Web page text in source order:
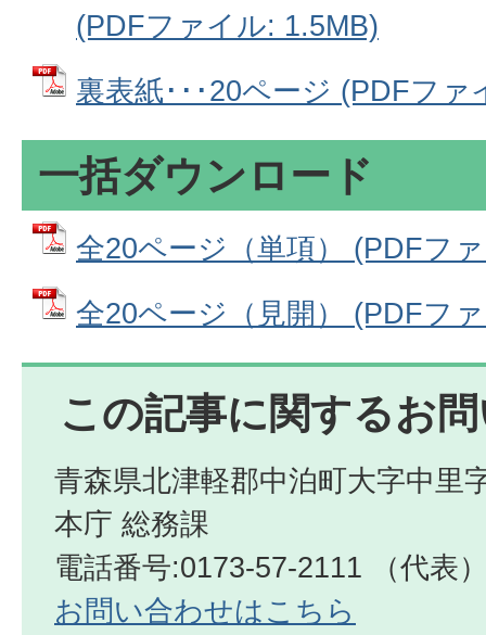
(PDFファイル: 1.5MB)
裏表紙･･･20ページ (PDFファ
一括ダウンロード
全20ページ（単項） (PDFフ
全20ページ（見開） (PDFフ
この記事に関するお
青森県北津軽郡中泊町大字中里
本庁 総務課
電話番号:0173-57-2111 （代表
お問い合わせはこちら